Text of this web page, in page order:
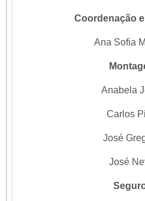
Coordenação
Ana Sofia
Anabela
Carlos
José
José